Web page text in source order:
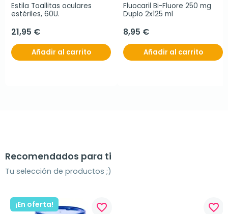
Estila Toallitas oculares
estériles, 60U.
21,95 €
Añadir al carrito
Fluocaril Bi-Fluore 250 mg
Duplo 2x125 ml
8,95 €
Añadir al carrito
Recomendados para ti
Tu selección de productos ;)
¡En oferta! favorite_border favorite_border